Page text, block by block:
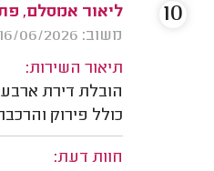
ליאור אמסלם,
משוב: 16/06/2026
תיאור השירות:
הובלת דירת
כולל פירוק
חוות דעת:
10